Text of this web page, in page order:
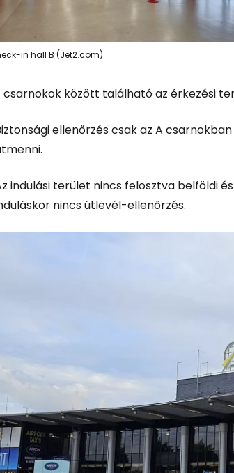
in hall B (Jet2.com)
csarnokok között található az érkezési
ellenőrzés csak az A
indulási terület nincs felosztva belföldi
nincs útlevél-ellenőrzés.
... az utazási közösség